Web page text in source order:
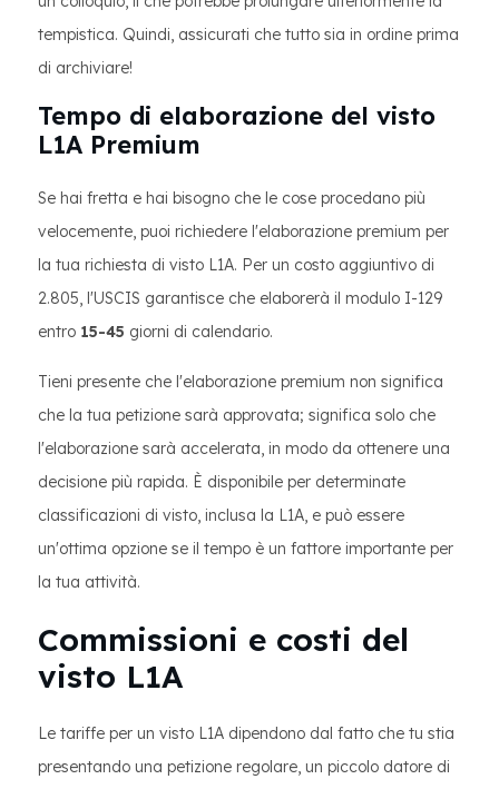
tempistica. Quindi, assicurati che tutto sia in ordine prima
di archiviare!
Tempo di elaborazione del visto
L1A Premium
Se hai fretta e hai bisogno che le cose procedano più
velocemente, puoi richiedere l'elaborazione premium per
la tua richiesta di visto L1A. Per un costo aggiuntivo di
2.805, l'USCIS garantisce che elaborerà il modulo I-129
entro 15-45 giorni di calendario.
Tieni presente che l'elaborazione premium non significa
che la tua petizione sarà approvata; significa solo che
l'elaborazione sarà accelerata, in modo da ottenere una
decisione più rapida. È disponibile per determinate
classificazioni di visto, inclusa la L1A, e può essere
un'ottima opzione se il tempo è un fattore importante per
la tua attività.
Commissioni e costi del
visto L1A
Le tariffe per un visto L1A dipendono dal fatto che tu stia
presentando una petizione regolare, un piccolo datore di